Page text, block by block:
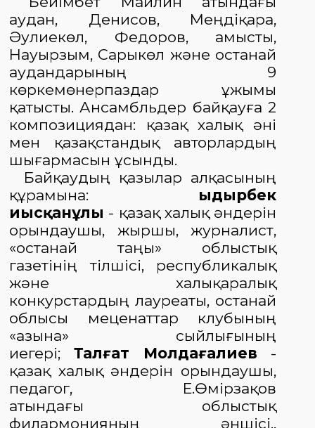
аудан, Денисов, Меңдіқара,
Әулиекөл, Федоров, Қамысты,
Науырзым, Сарыкөл және Қостанай
аудандарының 9
көркемөнерпаздар ұжымы
қатысты. Ансамбльдер байқауға 2
композициядан: қазақ халық әні
мен қазақстандық авторлардың
шығармасын ұсынды.
Байқаудың қазылар алқасының
құрамына: Қыдырбек
Қиысқанұлы - қазақ халық әндерін
орындаушы, жыршы, журналист,
«Қостанай таңы» облыстық
газетінің тілшісі, республикалық
және халықаралық
конкурстардың лауреаты, Қостанай
облысы меценаттар клубының
«Қазына» сыйлығының
иегері;Талғат Молдағалиев -
қазақ халық әндерін орындаушы,
педагог, Е.Өмірзақов
атындағы облыстық
филармонияның әншісі.,